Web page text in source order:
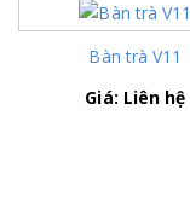
Bàn trà V11
Giá: Liên hệ